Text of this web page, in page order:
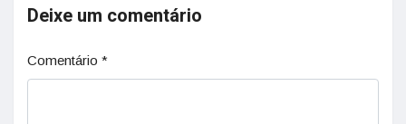
Deixe um comentário
Comentário *